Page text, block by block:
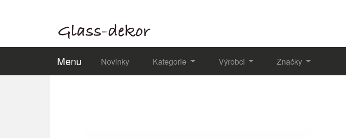
Menu Novinky Kategorie Výrobci Značky